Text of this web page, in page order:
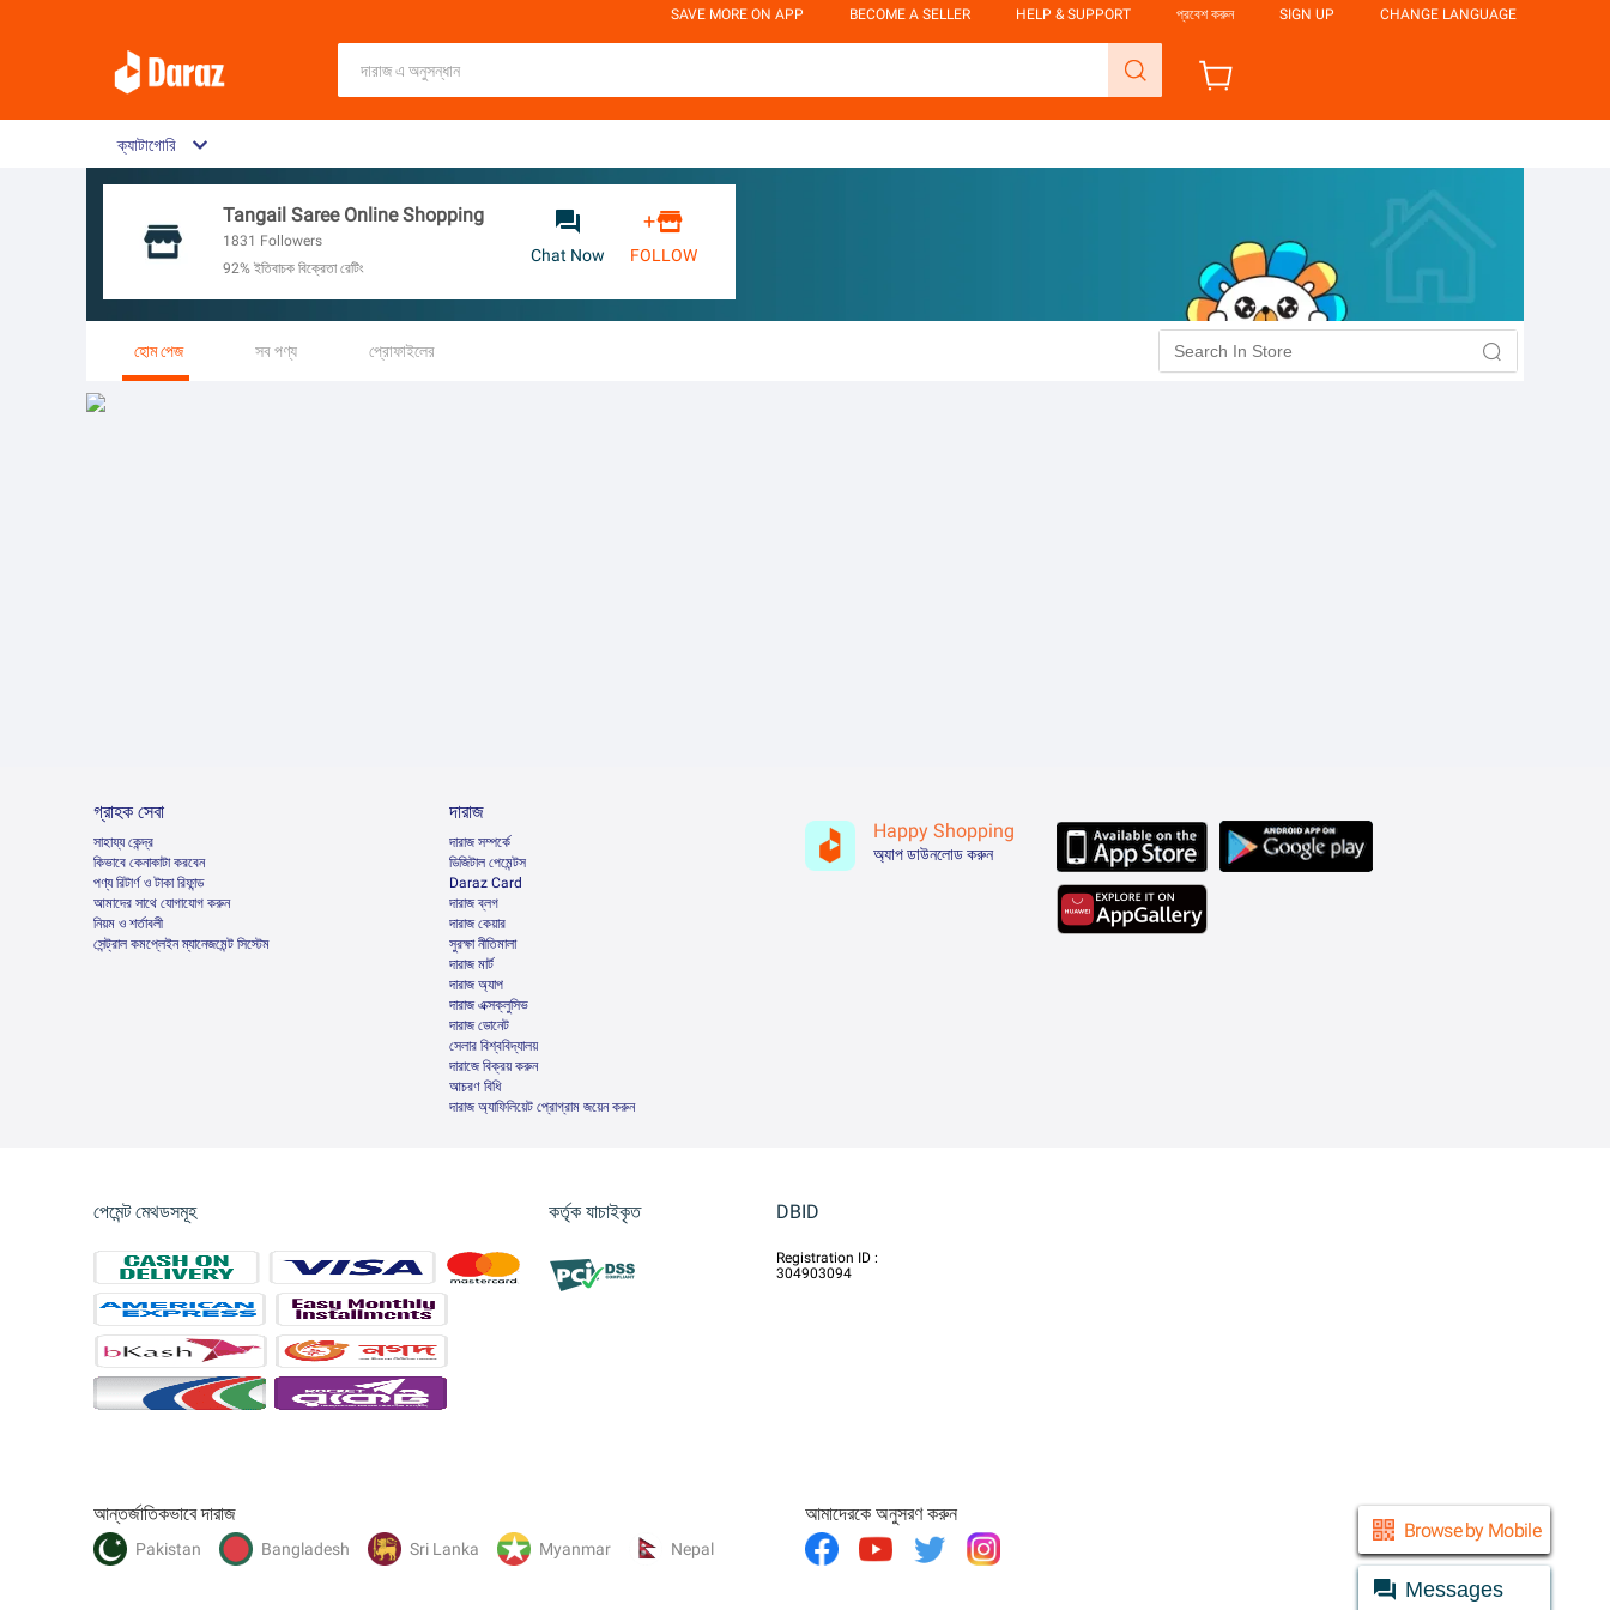
SAVE MORE ON APP BECOME A SELLER HELP & SUPPORT প্রবেশ করুন SIGN UP CHANGE LANGUAGE
ক্যাটাগোরি
Tangail Saree Online Shopping
1831 Followers
92% ইতিবাচক বিক্রেতা রেটিং

Chat Now
+
FOLLOW
হোম পেজ সব পণ্য প্রোফাইলের 
Browse by Mobile
গ্রাহক সেবা
সাহায্য কেন্দ্র
কিভাবে কেনাকাটা করবেন
পণ্য রিটার্ণ ও টাকা রিফান্ড
আমাদের সাথে যোগাযোগ করুন
নিয়ম ও শর্তাবলী
সেন্ট্রাল কমপ্লেইন ম্যানেজমেন্ট সিস্টেম
দারাজ
দারাজ সম্পর্কে
ডিজিটাল পেমেন্টস
Daraz Card
দারাজ ব্লগ
দারাজ কেয়ার
সুরক্ষা নীতিমালা
দারাজ মার্ট
দারাজ অ্যাপ
দারাজ এক্সক্লুসিভ
দারাজ ডোনেট
সেলার বিশ্ববিদ্যালয়
দারাজে বিক্রয় করুন
আচরণ বিধি
দারাজ অ্যাফিলিয়েট প্রোগ্রাম জয়েন করুন
Happy Shopping
অ্যাপ ডাউনলোড করুন
পেমেন্ট মেথডসমূহ কর্তৃক যাচাইকৃত DBID
Registration ID :
304903094
আন্তর্জাতিকভাবে দারাজ
Pakistan Bangladesh Sri Lanka Myanmar Nepal
আমাদেরকে অনুসরণ করুন
Messages